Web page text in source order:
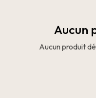
Aucun
Aucun produit